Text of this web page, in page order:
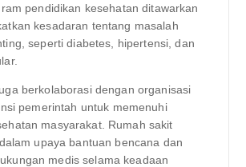
pendidikan kesehatan ditawarkan
kesadaran tentang masalah
seperti diabetes, hipertensi, dan
berkolaborasi dengan organisasi
pemerintah untuk memenuhi
masyarakat. Rumah sakit
upaya bantuan bencana dan
medis selama keadaan